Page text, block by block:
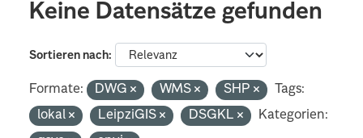
Keine Datensätze gefunden
Sortieren nach
Formate: DWG WMS SHP
Tags:
lokal
LeipziGIS DSGKL
Kategorien: